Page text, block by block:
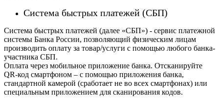
Система быстрых платежей (СБП)
Система быстрых платежей (далее «СБП») - сервис платежной
системы Банка России, позволяющий физическим лицам
производить оплату за товар/услуги с помощью любого банка-
участника СБП.
Оплата через мобильное приложение банка. Отсканируйте
QR-код смартфоном – с помощью приложения банка,
стандартной камерой (сработает не во всех смартфонах) или
специальным приложением для сканирования кодов.